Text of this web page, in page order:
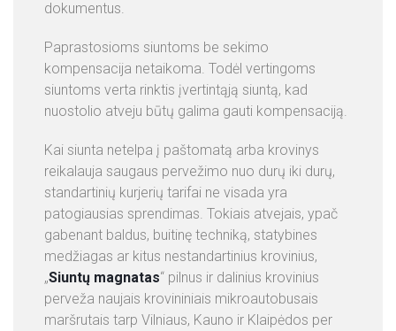
dokumentus.
Paprastosioms siuntoms be sekimo
kompensacija netaikoma. Todėl vertingoms
siuntoms verta rinktis įvertintąją siuntą, kad
nuostolio atveju būtų galima gauti kompensaciją.
Kai siunta netelpa į paštomatą arba krovinys
reikalauja saugaus pervežimo nuo durų iki durų,
standartinių kurjerių tarifai ne visada yra
patogiausias sprendimas. Tokiais atvejais, ypač
gabenant baldus, buitinę techniką, statybines
medžiagas ar kitus nestandartinius krovinius,
„Siuntų magnatas“ pilnus ir dalinius krovinius
perveža naujais krovininiais mikroautobusais
maršrutais tarp Vilniaus, Kauno ir Klaipėdos per